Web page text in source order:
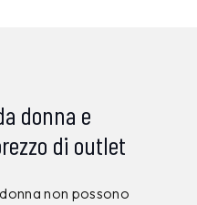
donna e
di outlet
non possono